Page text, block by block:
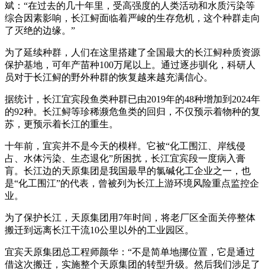
斌：“在过去的几十年里，受高强度的人类活动和水质污染等
综合因素影响，长江鲟面临着严峻的生存危机，这个种群走向
了灭绝的边缘。”
为了延续种群，人们在这里搭建了全国最大的长江鲟种质资源
保护基地，可年产苗种100万尾以上。通过逐步驯化，科研人
员对于长江鲟的野外种群的恢复越来越充满信心。
据统计，长江宜宾段鱼类种群已由2019年的48种增加到2024年
的92种。长江鲟等珍稀濒危鱼类的回归，不仅预示着物种的复
苏，更预示着长江的重生。
十年前，宜宾并不是今天的模样。它被“化工围江、岸线侵
占、水体污染、生态退化”所困扰，长江宜宾段一度病入膏
肓。长江边的天原集团是我国最早的氯碱化工企业之一，也
是“化工围江”的代表，曾被列为长江上游环境风险重点监控企
业。
为了保护长江，天原集团用7年时间，将老厂区全面关停整体
搬迁到远离长江干流10公里以外的工业园区。
宜宾天原集团总工程师颜华：“不是简单地挪位置，它是通过
借这次搬迁，实施整个天原集团的转型升级。然后我们涉足了